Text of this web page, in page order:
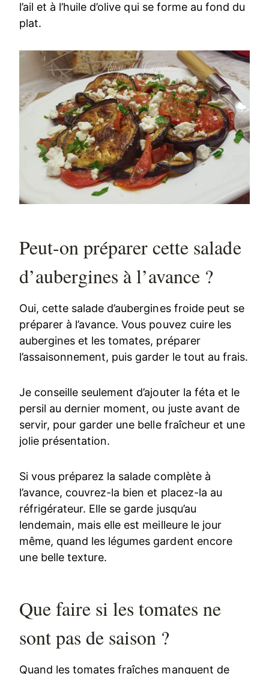
l’ail et à l’huile d’olive qui se forme au fond du
plat.
Peut-on préparer cette salade
d’aubergines à l’avance ?
Oui, cette salade d’aubergines froide peut se
préparer à l’avance. Vous pouvez cuire les
aubergines et les tomates, préparer
l’assaisonnement, puis garder le tout au frais.
Je conseille seulement d’ajouter la féta et le
persil au dernier moment, ou juste avant de
servir, pour garder une belle fraîcheur et une
jolie présentation.
Si vous préparez la salade complète à
l’avance, couvrez-la bien et placez-la au
réfrigérateur. Elle se garde jusqu’au
lendemain, mais elle est meilleure le jour
même, quand les légumes gardent encore
une belle texture.
Que faire si les tomates ne
sont pas de saison ?
Quand les tomates fraîches manquent de